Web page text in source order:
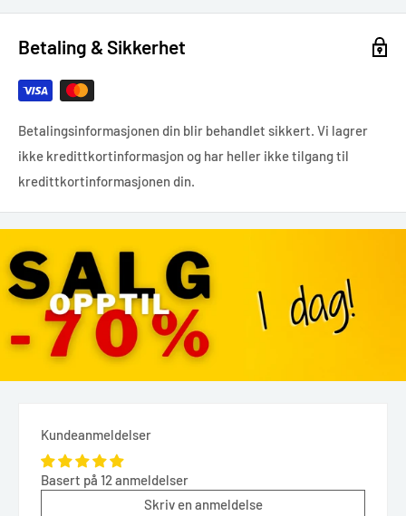
Betaling & Sikkerhet
Betalingsinformasjonen din blir behandlet sikkert. Vi lagrer
ikke kredittkortinformasjon og har heller ikke tilgang til
kredittkortinformasjonen din.
Kundeanmeldelser
Basert på 12 anmeldelser
Skriv en anmeldelse